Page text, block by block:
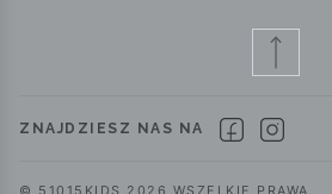
ZNAJDZIESZ NAS NA